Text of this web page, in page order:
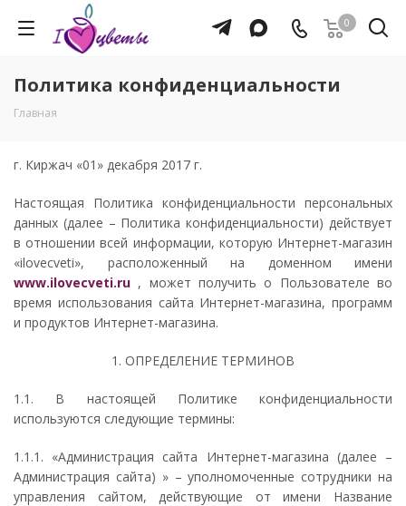
0
Политика конфиденциальности
Главная
г. Киржач «01» декабря 2017 г.
Настоящая Политика конфиденциальности персональных
данных (далее – Политика конфиденциальности) действует
в отношении всей информации, которую Интернет-магазин
«ilovecveti», расположенный на доменном имени
www.ilovecveti.ru , может получить о Пользователе во
время использования сайта Интернет-магазина, программ
и продуктов Интернет-магазина.
1. ОПРЕДЕЛЕНИЕ ТЕРМИНОВ
1.1. В настоящей Политике конфиденциальности
используются следующие термины:
1.1.1. «Администрация сайта Интернет-магазина (далее –
Администрация сайта) » – уполномоченные сотрудники на
управления сайтом, действующие от имени Название